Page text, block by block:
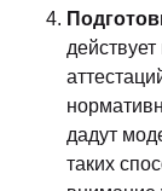
дадут
таких